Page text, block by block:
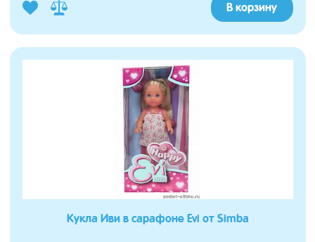
В корзину
Кукла Иви в сарафоне Evi от Simba